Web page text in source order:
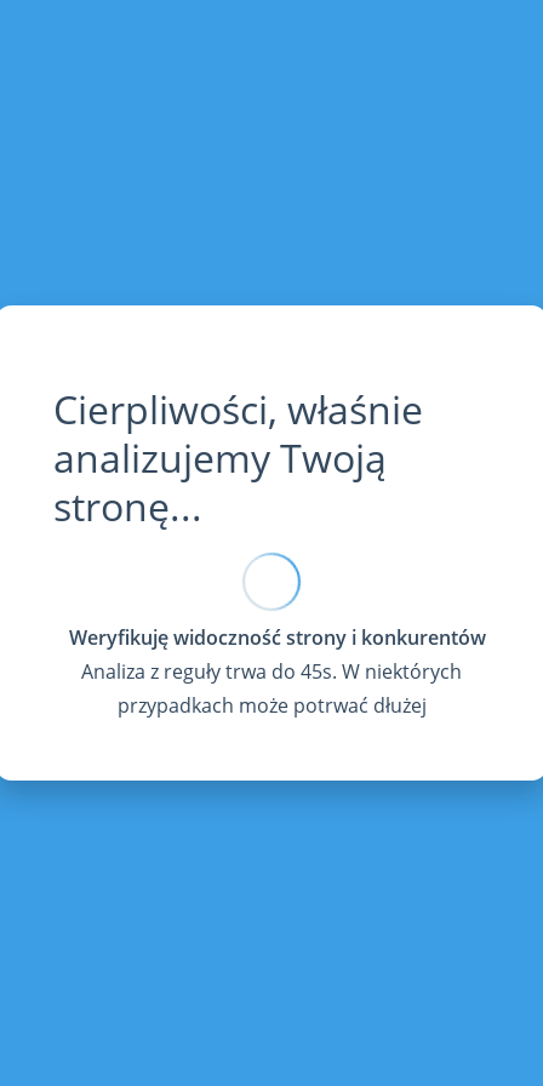
Cierpliwości, właśnie
analizujemy Twoją
stronę...
Analiza z reguły trwa do 45s. W niektórych
przypadkach może potrwać dłużej